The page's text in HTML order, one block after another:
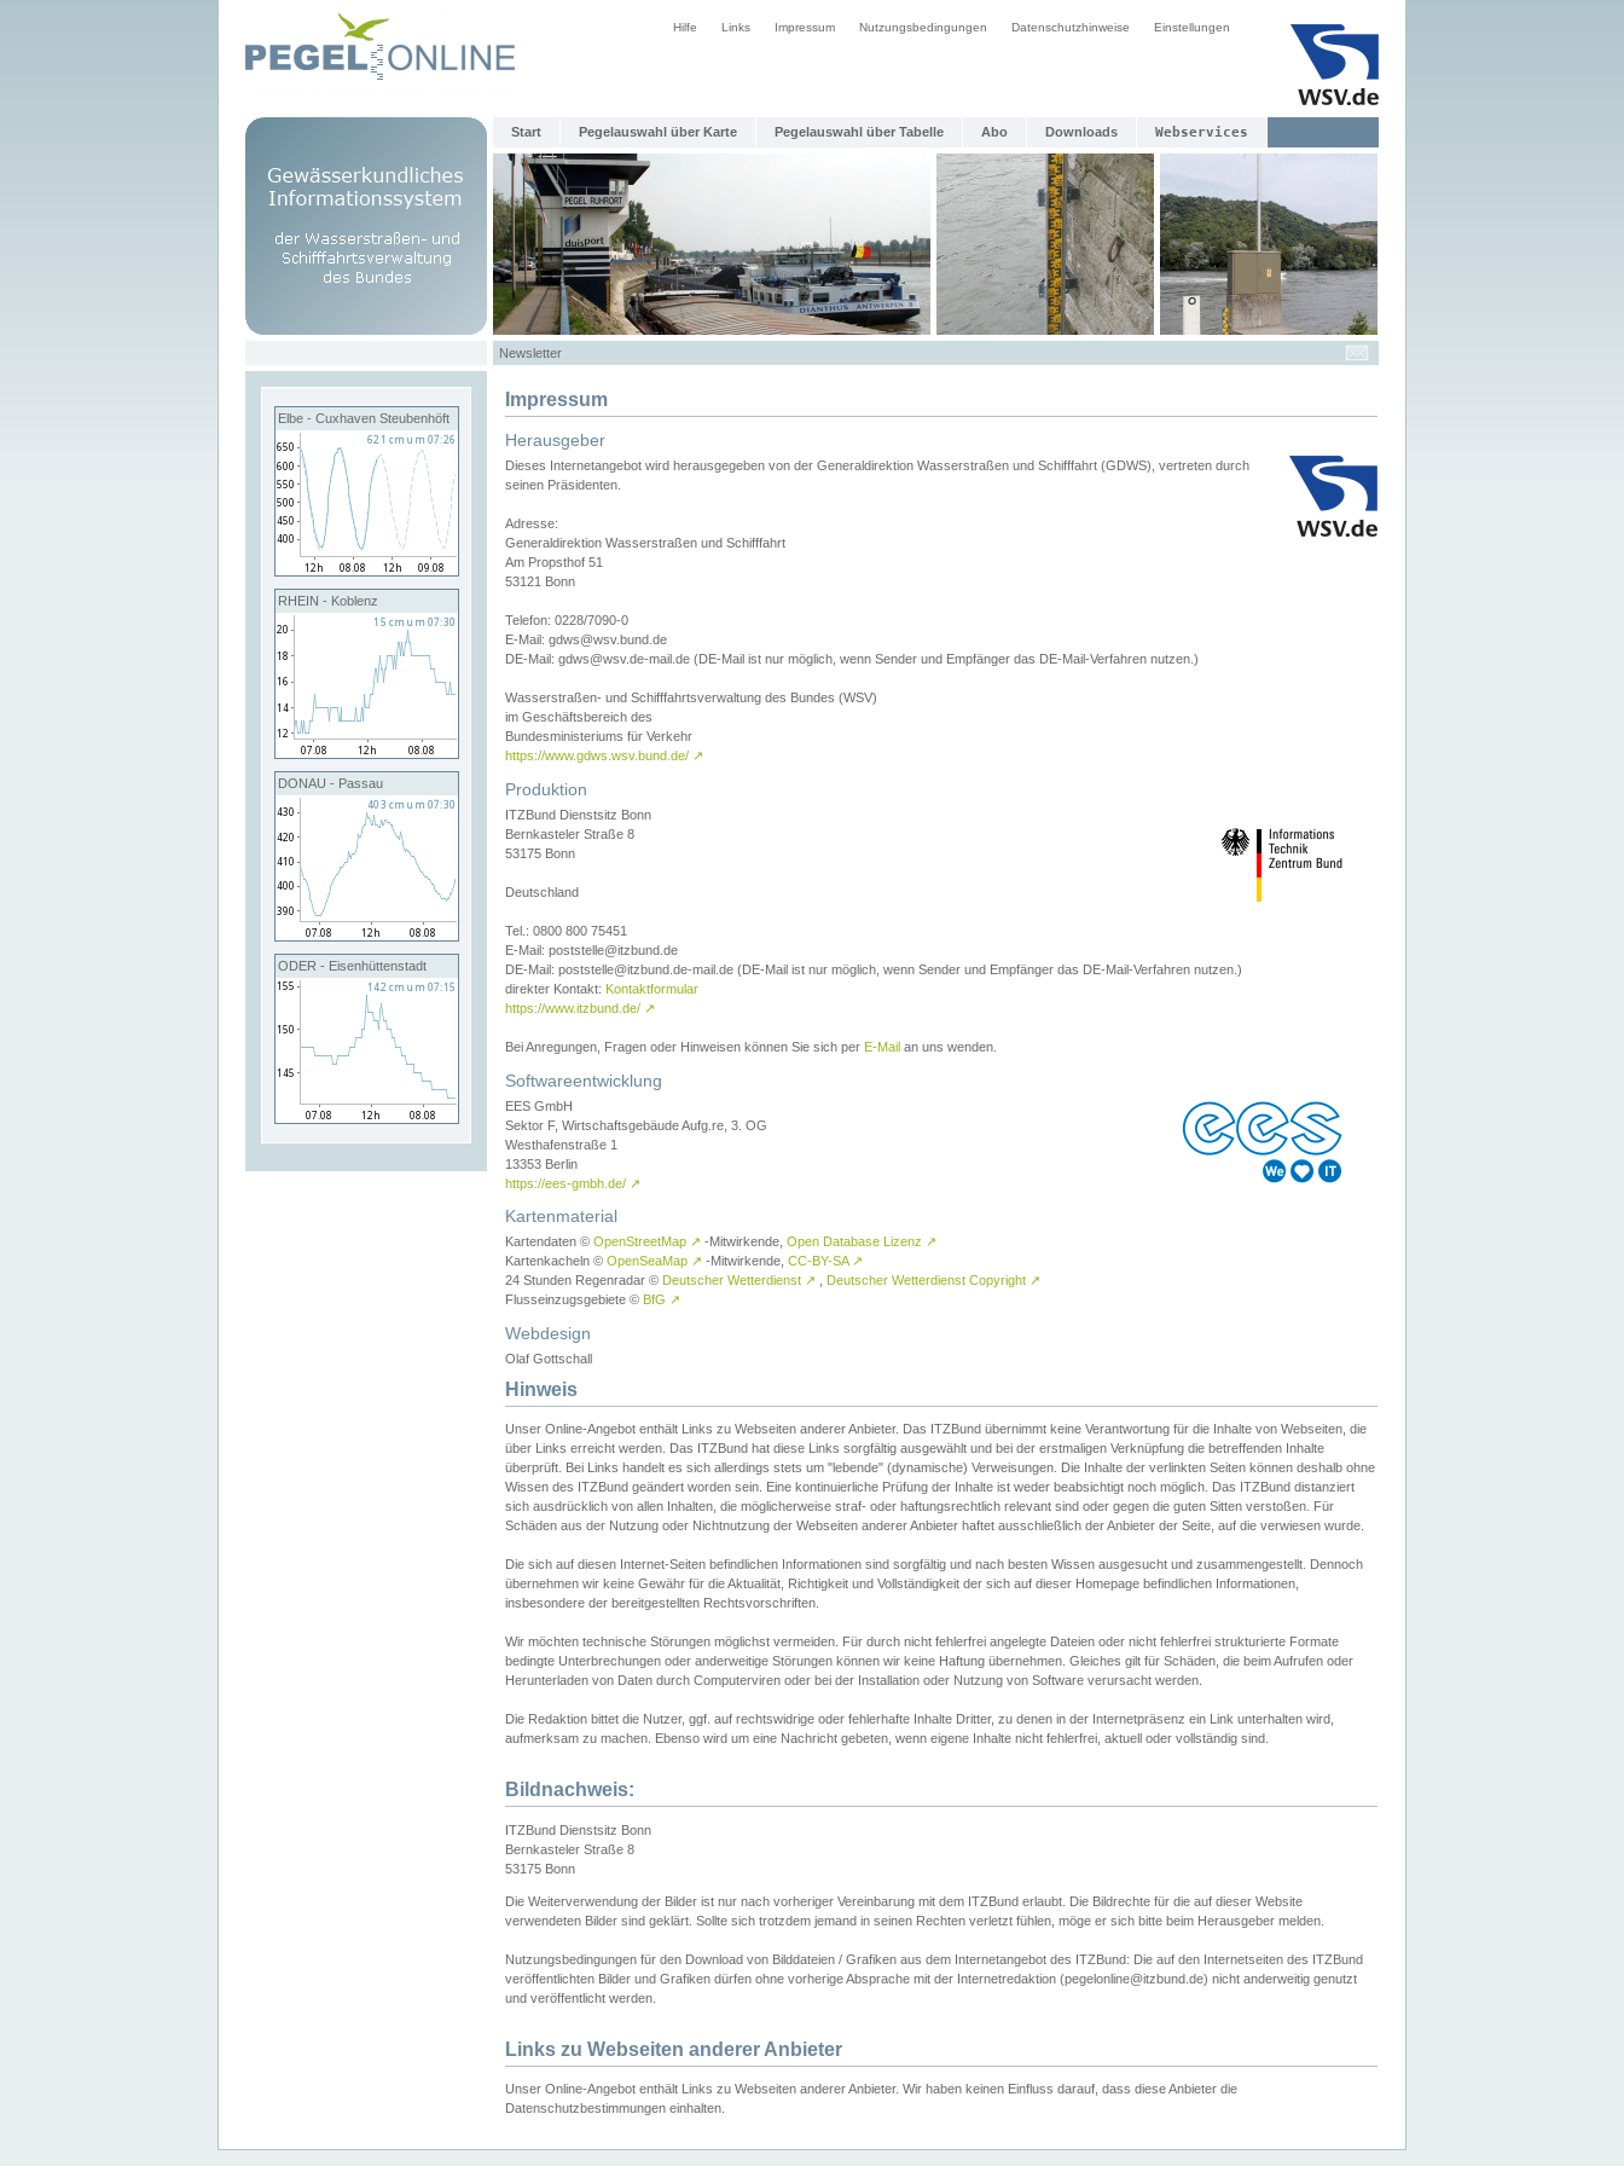
Hilfe Links Impressum Nutzungsbedingungen Datenschutzhinweise Einstellungen
Start Pegelauswahl über Karte Pegelauswahl über Tabelle Abo Downloads Webservices
Newsletter
Elbe - Cuxhaven Steubenhöft
RHEIN - Koblenz
DONAU - Passau
ODER - Eisenhüttenstadt
Impressum
Herausgeber
Dieses Internetangebot wird herausgegeben von der Generaldirektion Wasserstraßen und Schifffahrt (GDWS), vertreten durch
seinen Präsidenten.
Adresse:
Generaldirektion Wasserstraßen und Schifffahrt
Am Propsthof 51
53121 Bonn
Telefon: 0228/7090-0
E-Mail: gdws@wsv.bund.de
DE-Mail: gdws@wsv.de-mail.de (DE-Mail ist nur möglich, wenn Sender und Empfänger das DE-Mail-Verfahren nutzen.)
Wasserstraßen- und Schifffahrtsverwaltung des Bundes (WSV)
im Geschäftsbereich des
Bundesministeriums für Verkehr
https://www.gdws.wsv.bund.de/ ↗
Produktion
ITZBund Dienstsitz Bonn
Bernkasteler Straße 8
53175 Bonn
Deutschland
Tel.: 0800 800 75451
E-Mail: poststelle@itzbund.de
DE-Mail: poststelle@itzbund.de-mail.de (DE-Mail ist nur möglich, wenn Sender und Empfänger das DE-Mail-Verfahren nutzen.)
direkter Kontakt: Kontaktformular
https://www.itzbund.de/ ↗
Bei Anregungen, Fragen oder Hinweisen können Sie sich per E-Mail an uns wenden.
Softwareentwicklung
EES GmbH
Sektor F, Wirtschaftsgebäude Aufg.re, 3. OG
Westhafenstraße 1
13353 Berlin
https://ees-gmbh.de/ ↗
Kartenmaterial
Kartendaten © OpenStreetMap ↗ -Mitwirkende, Open Database Lizenz ↗
Kartenkacheln © OpenSeaMap ↗ -Mitwirkende, CC-BY-SA ↗
24 Stunden Regenradar © Deutscher Wetterdienst ↗ Deutscher Wetterdienst Copyright ↗
Flusseinzugsgebiete © BfG ↗
Webdesign
Olaf Gottschall
Hinweis
Unser Online-Angebot enthält Links zu Webseiten anderer Anbieter. Das ITZBund übernimmt keine Verantwortung für die Inhalte von Webseiten, die
über Links erreicht werden. Das ITZBund hat diese Links sorgfältig ausgewählt und bei der erstmaligen Verknüpfung die betreffenden Inhalte
überprüft. Bei Links handelt es sich allerdings stets um "lebende" (dynamische) Verweisungen. Die Inhalte der verlinkten Seiten können deshalb ohne
Wissen des ITZBund geändert worden sein. Eine kontinuierliche Prüfung der Inhalte ist weder beabsichtigt noch möglich. Das ITZBund distanziert
sich ausdrücklich von allen Inhalten, die möglicherweise straf- oder haftungsrechtlich relevant sind oder gegen die guten Sitten verstoßen. Für
Schäden aus der Nutzung oder Nichtnutzung der Webseiten anderer Anbieter haftet ausschließlich der Anbieter der Seite, auf die verwiesen wurde.
Die sich auf diesen Internet-Seiten befindlichen Informationen sind sorgfältig und nach besten Wissen ausgesucht und zusammengestellt. Dennoch
übernehmen wir keine Gewähr für die Aktualität, Richtigkeit und Vollständigkeit der sich auf dieser Homepage befindlichen Informationen,
insbesondere der bereitgestellten Rechtsvorschriften.
Wir möchten technische Störungen möglichst vermeiden. Für durch nicht fehlerfrei angelegte Dateien oder nicht fehlerfrei strukturierte Formate
bedingte Unterbrechungen oder anderweitige Störungen können wir keine Haftung übernehmen. Gleiches gilt für Schäden, die beim Aufrufen oder
Herunterladen von Daten durch Computerviren oder bei der Installation oder Nutzung von Software verursacht werden.
Die Redaktion bittet die Nutzer, ggf. auf rechtswidrige oder fehlerhafte Inhalte Dritter, zu denen in der Internetpräsenz ein Link unterhalten wird,
aufmerksam zu machen. Ebenso wird um eine Nachricht gebeten, wenn eigene Inhalte nicht fehlerfrei, aktuell oder vollständig sind.
Bildnachweis:
ITZBund Dienstsitz Bonn
Bernkasteler Straße 8
53175 Bonn
Die Weiterverwendung der Bilder ist nur nach vorheriger Vereinbarung mit dem ITZBund erlaubt. Die Bildrechte für die auf dieser Website
verwendeten Bilder sind geklärt. Sollte sich trotzdem jemand in seinen Rechten verletzt fühlen, möge er sich bitte beim Herausgeber melden.
Nutzungsbedingungen für den Download von Bilddateien / Grafiken aus dem Internetangebot des ITZBund: Die auf den Internetseiten des ITZBund
veröffentlichten Bilder und Grafiken dürfen ohne vorherige Absprache mit der Internetredaktion (pegelonline@itzbund.de) nicht anderweitig genutzt
und veröffentlicht werden.
Links zu Webseiten anderer Anbieter
Unser Online-Angebot enthält Links zu Webseiten anderer Anbieter. Wir haben keinen Einfluss darauf, dass diese Anbieter die
Datenschutzbestimmungen einhalten.